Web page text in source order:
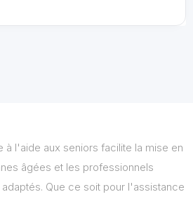
l'aide aux seniors facilite la mise en
âgées et les professionnels
Que ce soit pour l'assistance